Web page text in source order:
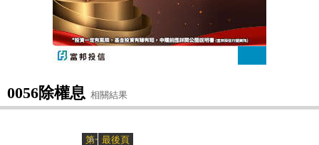
0056除權息 相關結果
第一頁 «
» 最後頁